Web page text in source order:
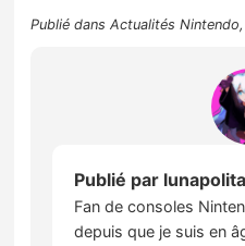
Publié dansActualités Nintendo
Publié par
Fan de consoles
depuis que je suis en